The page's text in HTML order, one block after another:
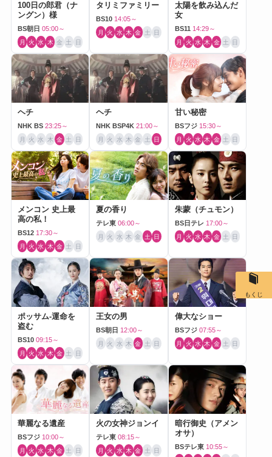
100日の郎君（ナ
ングン）様
BS朝日 05:00～
月 火 水 木 金 土 日
タリミファミリー
BS10 14:05～
月 火 水 木 金 土 日
太陽を飲み込んだ
女
BS11 14:29～
月 火 水 木 金 土 日
ヘチ
NHK BS 23:25～
月 火 水 木 金 土 日
ヘチ
NHK BSP4K 21:00～
月 火 水 木 金 土 日
甘い秘密
BSフジ 15:30～
月 火 水 木 金 土 日
メンコン 史上最
高の私！
BS12 17:30～
月 火 水 木 金 土 日
夏の香り
テレ東 06:00～
月 火 水 木 金 土 日
朱蒙（チュモン）
BS日テレ 17:00～
月 火 水 木 金 土 日
ポッサム-運命を
盗む
BS10 09:15～
月 火 水 木 金 土 日
王女の男
BS朝日 12:00～
月 火 水 木 金 土 日
偉大なショー
BSフジ 07:55～
月 火 水 木 金 土 日
華麗なる遺産
BSフジ 10:00～
月 火 水 木 金 土 日
火の女神ジョンイ
テレ東 08:15～
月 火 水 木 金 土 日
暗行御史（アメン
オサ）
BSテレ東 10:55～
もくじ